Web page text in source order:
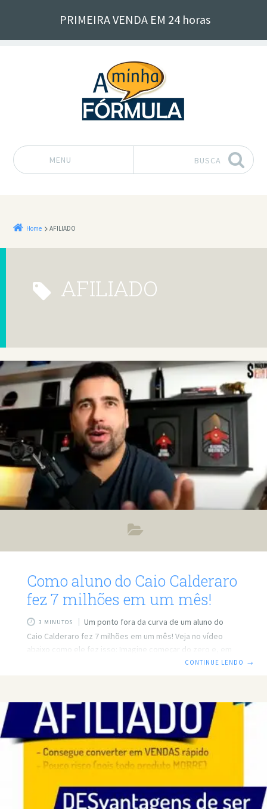
PRIMEIRA VENDA EM 24 horas
MENU BUSCA
Home AFILIADO
AFILIADO
Como aluno do Caio Calderaro
fez 7 milhões em um mês!
3 MINUTOS
Um ponto fora da curva de um aluno do
Caio Calderaro fez 7 milhões em um mês! Veja no vídeo
abaixo como ele fez isso: Imagine começar do zero e, em
pouco tempo, alcançar a marca impressionante de 7
Máquina de Vender Dólar (MVD), isso se tornou realidade.
Neste artigo, vamos desvendar os segredos por trás
dessa conquista extraordinária e mostrar como
CONTINUE LENDO →